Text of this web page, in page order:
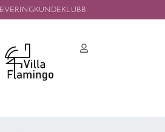
KUNDEKLUBB